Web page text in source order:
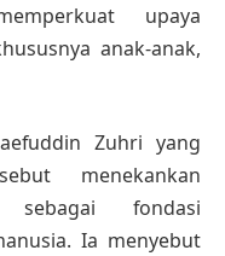
upaya
anak-anak,
Zuhri yang
menekankan
fondasi
Ia menyebut